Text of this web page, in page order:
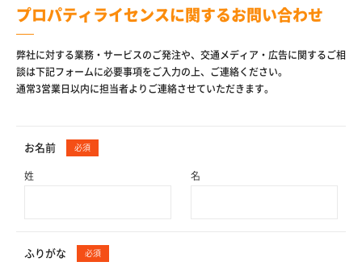
プロパティライセンスに関するお問い合わせ
弊社に対する業務・サービスのご発注や、交通メディア・広告に関するご相
談は下記フォームに必要事項をご入力の上、ご連絡ください。
通常3営業日以内に担当者よりご連絡させていただきます。
お名前 必須
姓 名
ふりがな 必須